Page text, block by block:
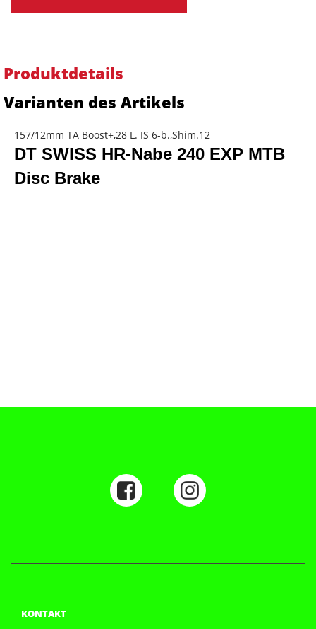
Produktdetails
Varianten des Artikels
157/12mm TA Boost+,28 L. IS 6-b.,Shim.12
DT SWISS HR-Nabe 240 EXP MTB
Disc Brake
KONTAKT